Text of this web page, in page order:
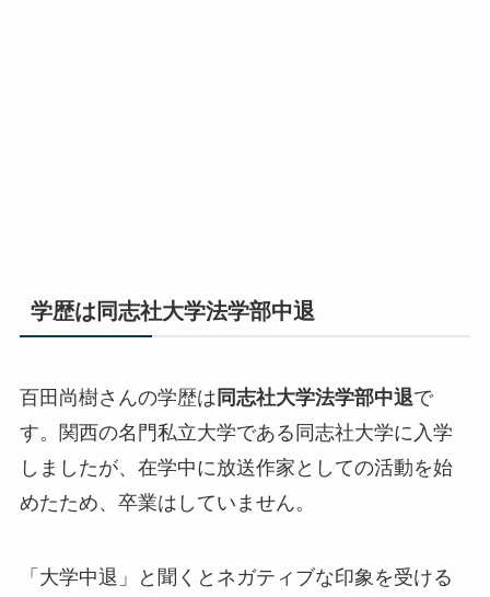
学歴は同志社大学法学部中退
百田尚樹さんの学歴は 同志社大学法学部中退で
す。関西の名門私立大学である同志社大学に入学
しましたが、在学中に放送作家としての活動を始
めたため、卒業はしていません。
「大学中退」と聞くとネガティブな印象を受ける